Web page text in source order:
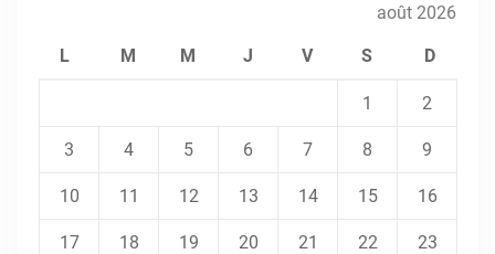
août 2026
L M M J V S D
1 2
3 4 5 6 7 8 9
10 11 12 13 14 15 16
17 18 19 20 21 22 23